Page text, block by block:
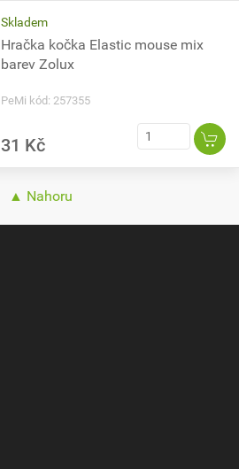
Skladem
Hračka kočka Elastic mouse mix
barev Zolux
PeMi kód: 257355
31 Kč
▲ Nahoru